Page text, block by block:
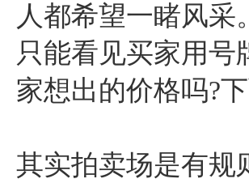
人都希望一睹风
只能看见买家用
家想出的价格吗?
其实拍卖场是有规